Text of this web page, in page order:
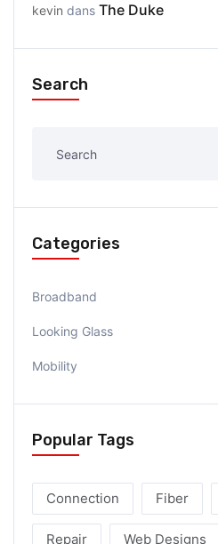
kevin dans The Duke
Search
Categories
Broadband
Looking Glass
Mobility
Popular Tags
Connection Fiber
Repair Web Designs